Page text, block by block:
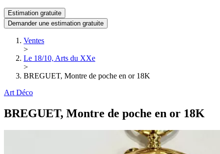
Estimation gratuite
Demander une estimation gratuite
Ventes
>
Le 18/10, Arts du XXe
>
BREGUET, Montre de poche en or 18K
Art Déco
BREGUET, Montre de poche en or 18K